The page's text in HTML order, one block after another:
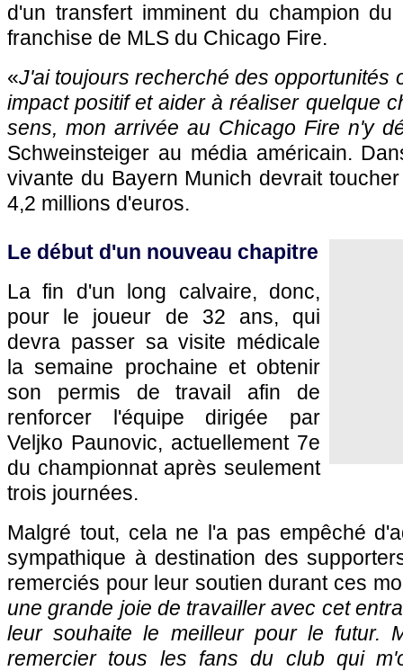
d'un transfert imminent du champion
franchise de MLS du Chicago Fire.
«J'ai toujours recherché des opportunités
impact positif et aider à réaliser quelque
sens, mon arrivée au Chicago Fire n'y
Schweinsteiger au média américain.
vivante du Bayern Munich devrait
4,2 millions d'euros.
Le début d'un nouveau chapitre
La fin d'un long calvaire, donc,
pour le joueur de 32 ans, qui
devra passer sa visite médicale
la semaine prochaine et obtenir
son permis de travail afin de
renforcer l'équipe dirigée par
Veljko Paunovic, actuellement 7e
du championnat après seulement
trois journées.
Malgré tout, cela ne l'a pas empêché
sympathique à destination des
remerciés pour leur soutien durant ces
une grande joie de travailler avec cet
leur souhaite le meilleur pour le futur.
remercier tous les fans du club qui